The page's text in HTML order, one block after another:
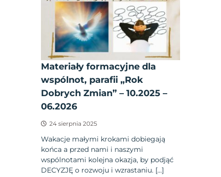
Materiały formacyjne dla
wspólnot, parafii „Rok
Dobrych Zmian” – 10.2025 –
06.2026
24 sierpnia 2025
Wakacje małymi krokami dobiegają
końca a przed nami i naszymi
wspólnotami kolejna okazja, by podjąć
DECYZJĘ o rozwoju i wzrastaniu. […]